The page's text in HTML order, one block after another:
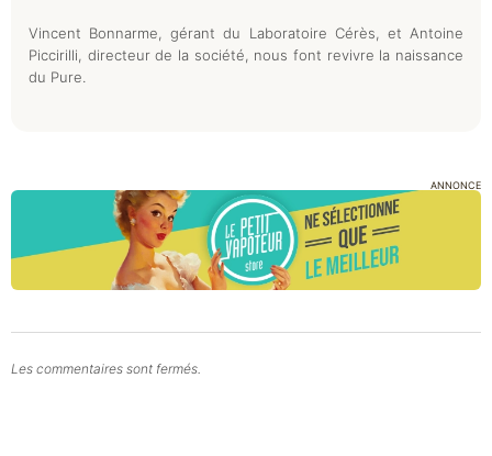
Vincent Bonnarme, gérant du Laboratoire Cérès, et Antoine
Piccirilli, directeur de la société, nous font revivre la naissance
du Pure.
ANNONCE
Les commentaires sont fermés.